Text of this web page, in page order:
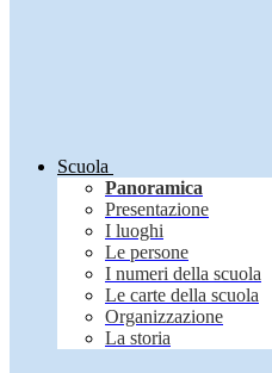
Scuola
Panoramica
Presentazione
I luoghi
Le persone
I numeri della scuola
Le carte della scuola
Organizzazione
La storia